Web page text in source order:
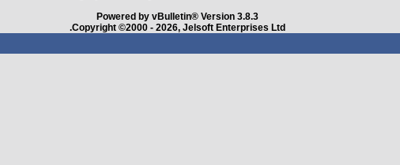
Powered by vBulletin® Version 3.8.3
Copyright ©2000 - 2026, Jelsoft Enterprises Ltd.